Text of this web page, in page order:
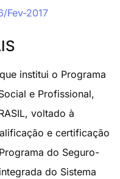
Fev-2017
institui o Programa
e Profissional,
voltado à
e certificação
do Seguro-
do Sistema